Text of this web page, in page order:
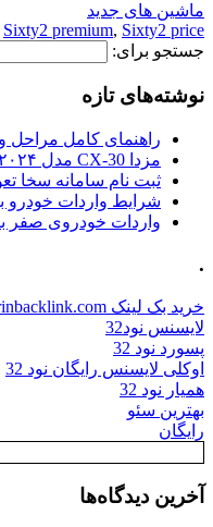
ماشین های جدید
Sixty2 premium, Sixty2 price.
جستجو برای:
نوشته‌های تازه
راهنمای کامل مراحل و
مزدا CX-30 مدل ۲۰۲۴ آفتاب خودرو؛ بررسی و مشخصات فنی
ثبت نام سامانه سخا
شرایط واردات خودرو
واردات خودروی صفر
.
خرید بک لینک behtarinbacklink.com
لایسنس نود32
پسورد نود 32
اوکلی لایسنس رایگان نود 32
همیار نود 32
بهترین سئو
رایگان
آخرین دیدگاه‌ها